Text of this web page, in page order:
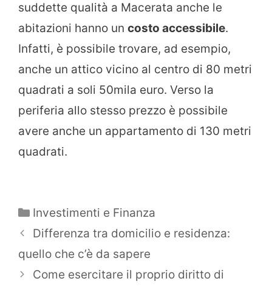
suddette qualità a Macerata anche le
abitazioni hanno un costo accessibile.
Infatti, è possibile trovare, ad esempio,
anche un attico vicino al centro di 80 metri
quadrati a soli 50mila euro. Verso la
periferia allo stesso prezzo è possibile
avere anche un appartamento di 130 metri
quadrati.
Categorie
Investimenti e Finanza
Differenza tra domicilio e residenza:
quello che c’è da sapere
Come esercitare il proprio diritto di